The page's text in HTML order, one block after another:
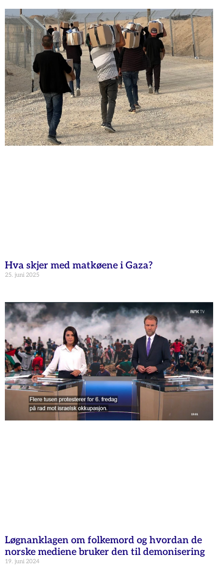
Hva skjer med matkøene i Gaza?
25. juni 2025
Løgnanklagen om folkemord og hvordan de
norske mediene bruker den til demonisering
19. juni 2024